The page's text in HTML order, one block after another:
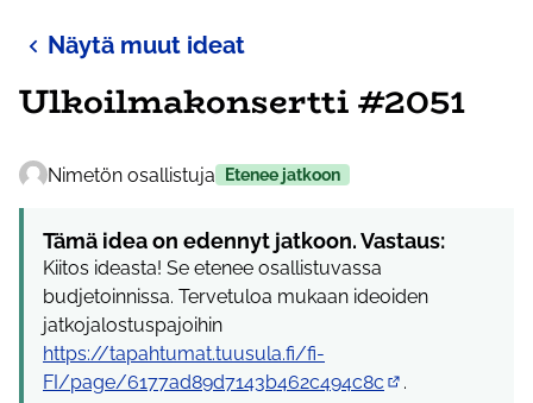
Näytä muut ideat
Ulkoilmakonsertti #2051
Nimetön osallistuja Etenee jatkoon
Tämä idea on edennyt jatkoon. Vastaus:
Kiitos ideasta! Se etenee osallistuvassa
budjetoinnissa. Tervetuloa mukaan ideoiden
jatkojalostuspajoihin
https://tapahtumat.tuusula.fi/fi-
FI/page/6177ad89d7143b462c494c8c
.